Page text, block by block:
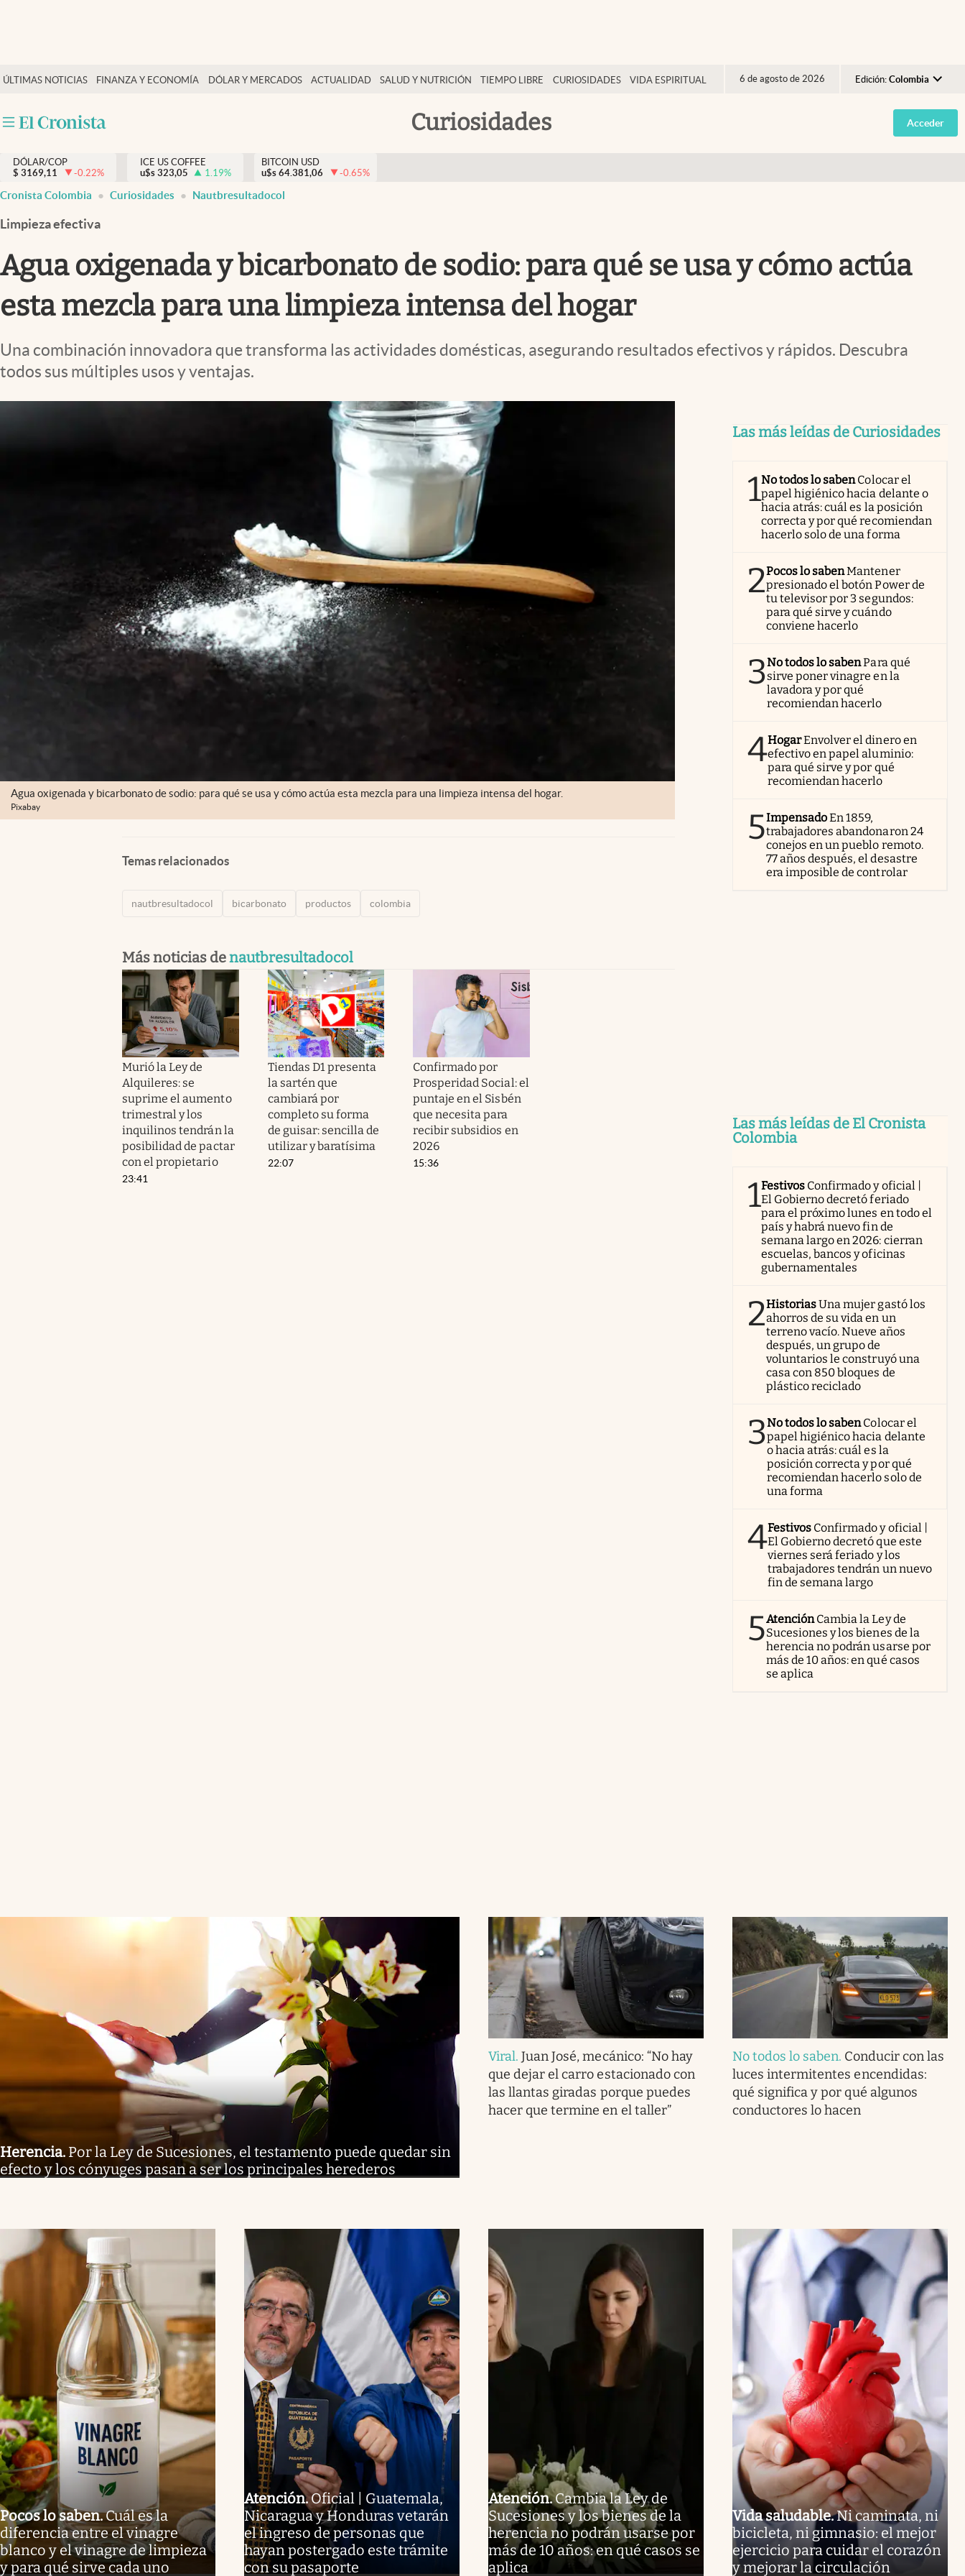
ÚLTIMAS NOTICIAS FINANZA Y ECONOMÍA DÓLAR Y MERCADOS ACTUALIDAD SALUD Y NUTRICIÓN TIEMPO LIBRE CURIOSIDADES VIDA ESPIRITUAL 6 de agosto de 2026 Edición: Colombia
Argentina
España
Curiosidades
Salud y nutrición
Tiempo libre
Dólar y mercados
Curiosidades
Acceder
DÓLAR/COP
$ 3169,11 -0.22%
ICE US COFFEE
u$s 323,05 1.19%
BITCOIN USD
u$s 64.381,06 -0.65%
Cronista Colombia Curiosidades Nautbresultadocol
Limpieza efectiva
Agua oxigenada y bicarbonato de sodio: para qué se usa y cómo actúa
esta mezcla para una limpieza intensa del hogar
Una combinación innovadora que transforma las actividades domésticas, asegurando resultados efectivos y rápidos. Descubra
todos sus múltiples usos y ventajas.
Agua oxigenada y bicarbonato de sodio: para qué se usa y cómo actúa esta mezcla para una limpieza intensa del hogar.
Pixabay
Temas relacionados
nautbresultadocol bicarbonato productos colombia
Más noticias denautbresultadocol
Murió la Ley de
Alquileres: se
suprime el aumento
trimestral y los
inquilinos tendrán la
posibilidad de pactar
con el propietario
23:41
Tiendas D1 presenta
la sartén que
cambiará por
completo su forma
de guisar: sencilla de
utilizar y baratísima
22:07
Confirmado por
Prosperidad Social: el
puntaje en el Sisbén
que necesita para
recibir subsidios en
2026
15:36
Las más leídas de Curiosidades
1No todos lo sabenColocar el
papel higiénico hacia delante o
hacia atrás: cuál es la posición
correcta y por qué recomiendan
hacerlo solo de una forma
2Pocos lo sabenMantener
presionado el botón Power de
tu televisor por 3 segundos:
para qué sirve y cuándo
conviene hacerlo
3No todos lo sabenPara qué
sirve poner vinagre en la
lavadora y por qué
recomiendan hacerlo
4HogarEnvolver el dinero en
efectivo en papel aluminio:
para qué sirve y por qué
recomiendan hacerlo
5ImpensadoEn 1859,
trabajadores abandonaron 24
conejos en un pueblo remoto.
77 años después, el desastre
era imposible de controlar
Las más leídas de El Cronista
Colombia
1Festivos Confirmado y oficial |
El Gobierno decretó feriado
para el próximo lunes en todo el
país y habrá nuevo fin de
semana largo en 2026: cierran
escuelas, bancos y oficinas
gubernamentales
2HistoriasUna mujer gastó los
ahorros de su vida en un
terreno vacío. Nueve años
después, un grupo de
voluntarios le construyó una
casa con 850 bloques de
plástico reciclado
3No todos lo sabenColocar el
papel higiénico hacia delante
o hacia atrás: cuál es la
posición correcta y por qué
recomiendan hacerlo solo de
una forma
4Festivos Confirmado y oficial |
El Gobierno decretó que este
viernes será feriado y los
trabajadores tendrán un nuevo
fin de semana largo
5AtenciónCambia la Ley de
Sucesiones y los bienes de la
herencia no podrán usarse por
más de 10 años: en qué casos
se aplica
Herencia. Por la Ley de Sucesiones, el testamento puede quedar sin
efecto y los cónyuges pasan a ser los principales herederos
Viral.Juan José, mecánico: “No hay
que dejar el carro estacionado con
las llantas giradas porque puedes
hacer que termine en el taller”
No todos lo saben. Conducir con las
luces intermitentes encendidas:
qué significa y por qué algunos
conductores lo hacen
Pocos lo saben.Cuál es la
diferencia entre el vinagre
blanco y el vinagre de limpieza
y para qué sirve cada uno
Atención.Oficial | Guatemala,
Nicaragua y Honduras vetarán
el ingreso de personas que
hayan postergado este trámite
con su pasaporte
Atención.Cambia la Ley de
Sucesiones y los bienes de la
herencia no podrán usarse por
más de 10 años: en qué casos se
aplica
Vida saludable.Ni caminata, ni
bicicleta, ni gimnasio: el mejor
ejercicio para cuidar el corazón
y mejorar la circulación